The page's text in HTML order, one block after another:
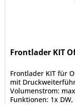
Frontlader KIT
Frontlader KIT für
mit
Volumenstrom:
Funktionen: 1x